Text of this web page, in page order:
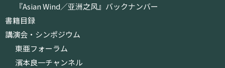
『Asian Wind／亚洲之风』バックナンバー
書籍目録
講演会・シンポジウム
東亜フォーラム
濱本良一チャンネル